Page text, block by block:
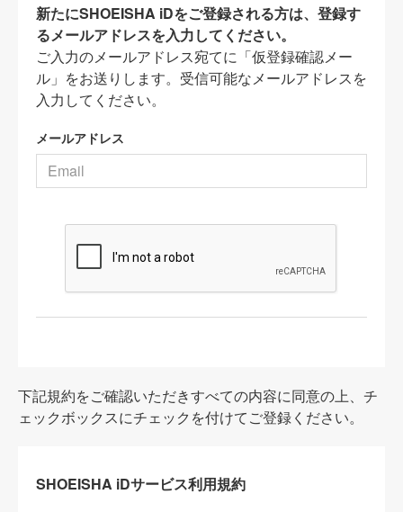
新たにSHOEISHA iDをご登録される方は、登録す
るメールアドレスを入力してください。
ご入力のメールアドレス宛てに「仮登録確認メー
ル」をお送りします。受信可能なメールアドレスを
入力してください。
メールアドレス
下記規約をご確認いただきすべての内容に同意の上、チ
ェックボックスにチェックを付けてご登録ください。
SHOEISHA iDサービス利用規約